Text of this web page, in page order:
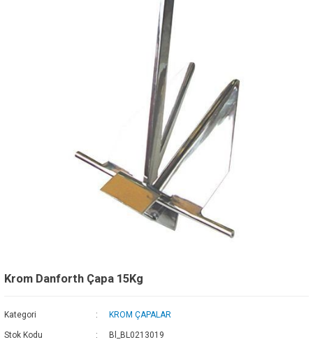
Krom Danforth Çapa 15Kg
Kategori KROM ÇAPALAR
Stok Kodu Bl_BL0213019